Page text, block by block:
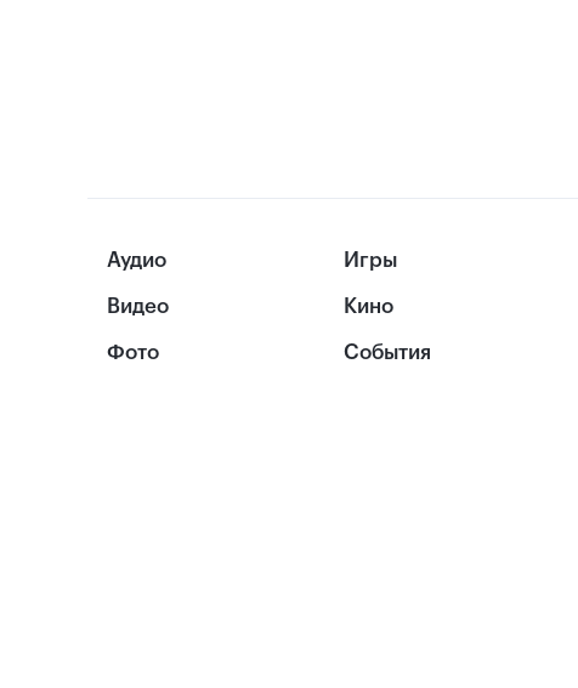
Аудио
Видео
Фото
Игры
Кино
События